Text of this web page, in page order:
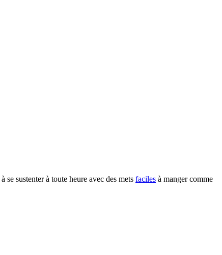
à se sustenter à toute heure avec des mets faciles à manger comme